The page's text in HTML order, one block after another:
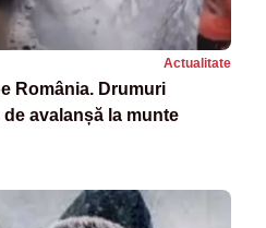
Actualitate
România. Drumuri
avalanșă la munte